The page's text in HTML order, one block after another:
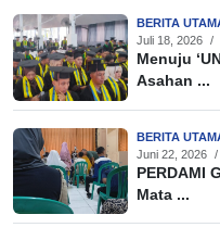
BERITA
Juli 18, 2026 /
Menuju
Asahan ...
BERITA
Juni 22, 2026 /
PERDAMI
Mata ...